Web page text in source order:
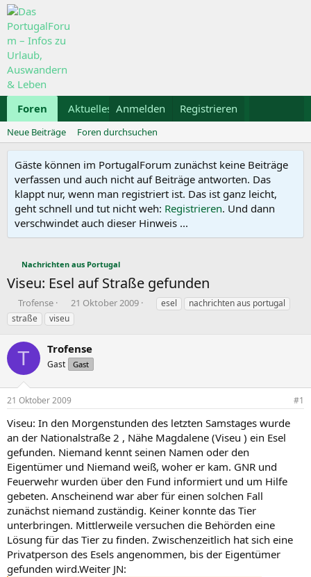
Foren Aktuelles Galerie Kalender
Anmelden Registrieren
Neue Beiträge Foren durchsuchen
Gäste können im PortugalForum zunächst keine Beiträge
verfassen und auch nicht auf Beiträge antworten. Das
klappt nur, wenn man registriert ist. Das ist ganz leicht,
geht schnell und tut nicht weh: Registrieren. Und dann
verschwindet auch dieser Hinweis ...
Nachrichten aus Portugal
Viseu: Esel auf Straße gefunden
E
r
s
t
e
l
e
r
Trofense
E
r
s
e
t
a
21 Oktober 2009
S
o
e
esel
nachrichten aus portugal
straße
viseu
T Trofense
Gast Gast
21 Oktober 2009 #1
Viseu: In den Morgenstunden des letzten Samstages wurde
an der Nationalstraße 2 , Nähe Magdalene (Viseu ) ein Esel
gefunden. Niemand kennt seinen Namen oder den
Eigentümer und Niemand weiß, woher er kam. GNR und
Feuerwehr wurden über den Fund informiert und um Hilfe
gebeten. Anscheinend war aber für einen solchen Fall
zunächst niemand zuständig. Keiner konnte das Tier
unterbringen. Mittlerweile versuchen die Behörden eine
Lösung für das Tier zu finden. Zwischenzeitlich hat sich eine
Privatperson des Esels angenommen, bis der Eigentümer
gefunden wird.Weiter JN: